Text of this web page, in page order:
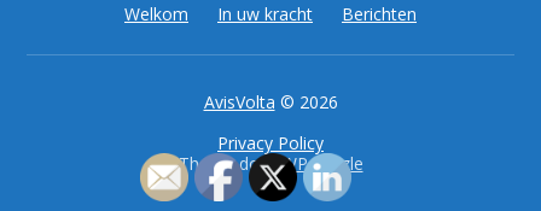
Welkom In uw kracht Berichten
AvisVolta © 2026
Privacy Policy
Thema doorWP Puzzle